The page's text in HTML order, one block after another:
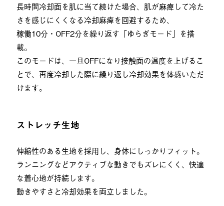
長時間冷却面を肌に当て続けた場合、肌が麻痺して冷た
さを感じにくくなる冷却麻痺を回避するため、
稼働10分・OFF2分を繰り返す「ゆらぎモード」を搭
載。
このモードは、一旦OFFになり接触面の温度を上げるこ
とで、再度冷却した際に繰り返し冷却効果を体感いただ
けます。
ストレッチ生地
伸縮性のある生地を採用し、身体にしっかりフィット。
ランニングなどアクティブな動きでもズレにくく、快適
な着心地が持続します。
動きやすさと冷却効果を両立しました。